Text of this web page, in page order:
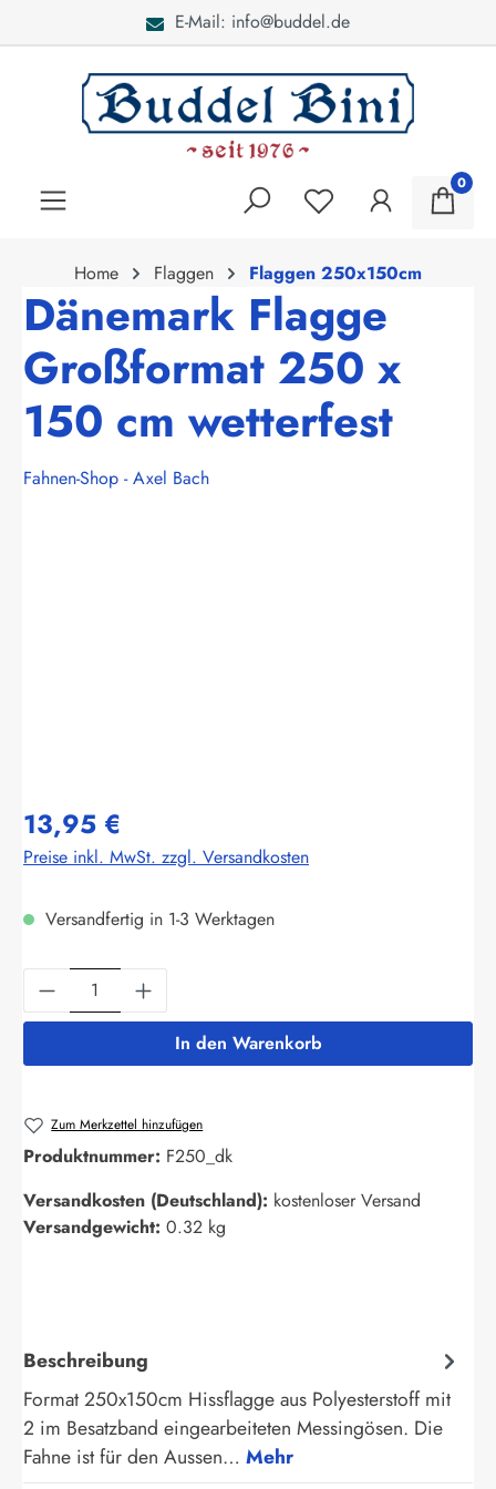
E-Mail: info@buddel.de
0
Home Flaggen Flaggen 250x150cm
Dänemark Flagge
Großformat 250 x
150 cm wetterfest
Fahnen-Shop - Axel Bach
13,95 €
Preise inkl. MwSt. zzgl. Versandkosten
Versandfertig in 1-3 Werktagen
Produkt Anzahl: Gib den gewünschten
In den Warenkorb
Zum Merkzettel hinzufügen
Produktnummer: F250_dk
Versandkosten (Deutschland): kostenloser Versand
Versandgewicht: 0.32 kg
Beschreibung
Format 250x150cm Hissflagge aus Polyesterstoff mit
2 im Besatzband eingearbeiteten Messingösen. Die
Fahne ist für den Aussen… Mehr